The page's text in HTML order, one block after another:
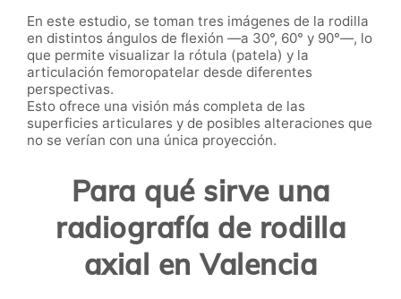
En este estudio, se toman tres imágenes de la rodilla
en distintos ángulos de flexión —a 30°, 60° y 90°—, lo
que permite visualizar la rótula (patela) y la
articulación femoropatelar desde diferentes
perspectivas.
Esto ofrece una visión más completa de las
superficies articulares y de posibles alteraciones que
no se verían con una única proyección.
Para qué sirve una
radiografía de rodilla
axial en Valencia